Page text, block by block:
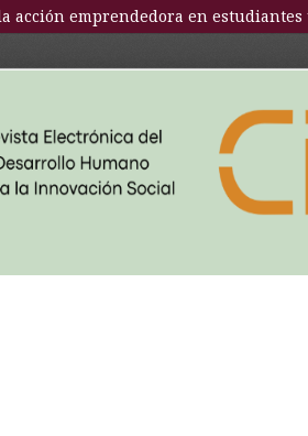
acción emprendedora en